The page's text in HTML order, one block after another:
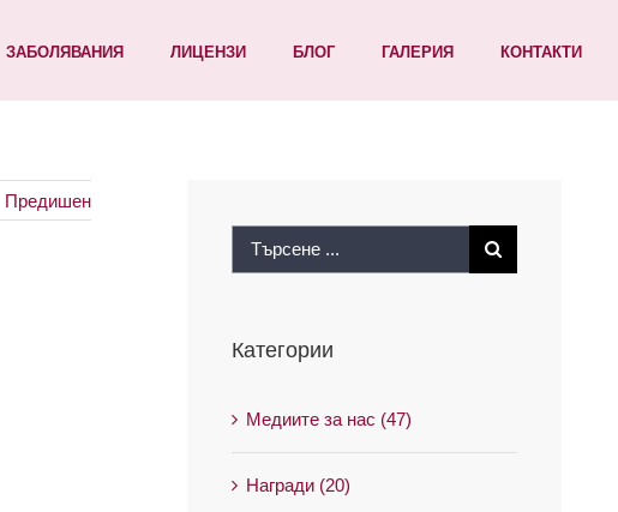
ЗАБОЛЯВАНИЯ ЛИЦЕНЗИ БЛОГ ГАЛЕРИЯ КОНТАКТИ
Предишен
Search
Категории
Медиите за нас (47)
Награди (20)